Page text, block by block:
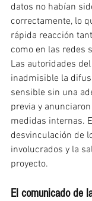
datos no habían
correctamente, lo
rápida reacción
como en las redes
Las autoridades
inadmisible la
sensible sin una
previa y
medidas internas.
desvinculación de
involucrados y la
proyecto.
El comunicado de